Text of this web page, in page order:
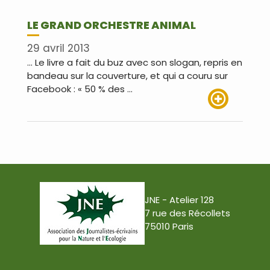
LE GRAND ORCHESTRE ANIMAL
29 avril 2013
… Le livre a fait du buz avec son slogan, repris en
bandeau sur la couverture, et qui a couru sur
Facebook : « 50 % des …
JNE - Atelier 128
7 rue des Récollets
75010 Paris